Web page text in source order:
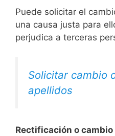
Puede solicitar el
una causa justa para
perjudica a terceras
Solicitar cambio
apellidos
Rectificación o cambio